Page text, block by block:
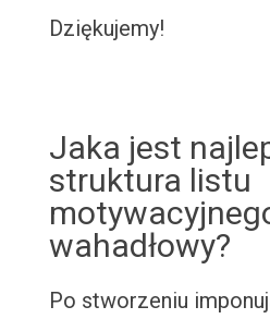
Dziękujemy!
Jaka jest
struktura listu
wahadłowy?
Po stworzeniu